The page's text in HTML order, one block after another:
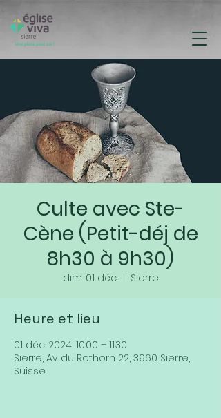
Culte avec Ste-
Cène (Petit-déj de
8h30 à 9h30)
dim. 01 déc.
  |
Sierre
Heure et lieu
01 déc. 2024, 10:00 – 11:30
Sierre, Av. du Rothorn 22, 3960 Sierre,
Suisse